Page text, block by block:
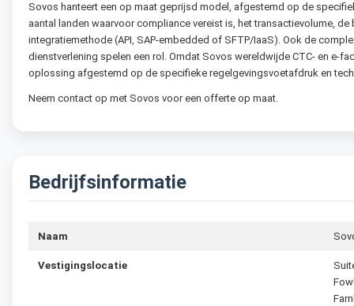
Sovos hanteert een op maat geprijsd model, afgestemd op de
aantal landen waarvoor compliance vereist is, het transactievolume,
integratiemethode (API, SAP-embedded of SFTP/IaaS). Ook de
dienstverlening spelen een rol. Omdat Sovos wereldwijde CTC- en e-
oplossing afgestemd op de specifieke regelgevingsvoetafdruk en
Neem contact op met Sovos voor een offerte op maat.
Bedrijfsinformatie
Naam
Vestigingslocatie